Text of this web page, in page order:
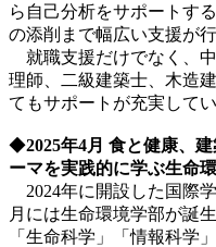
ら自己分析をサポートす
の添削まで幅広い支援が
就職支援だけでなく、
理師、二級建築士、木造
てもサポートが充実してい
◆2025年4月 食と健康、建
ーマを実践的に学ぶ生命
2024年に開設した国際
月には生命環境学部が誕
「生命科学」「情報科学